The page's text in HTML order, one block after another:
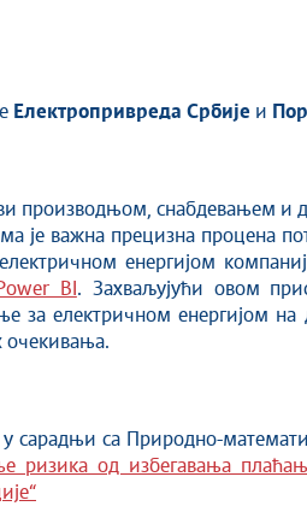
Електропривреда Србије и
производњом, снабдевањем и
је важна прецизна процена
енергијом
BI . Захваљујући овом
за електричном енергијом
очекивања.
сарадњи са Природно-
ризика од избегавања